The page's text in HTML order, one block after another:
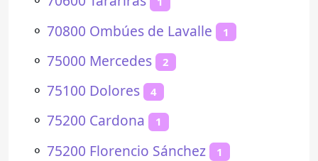
⚬ 70800 Ombúes de Lavalle 1
⚬ 75000 Mercedes 2
⚬ 75100 Dolores 4
⚬ 75200 Cardona 1
⚬ 75200 Florencio Sánchez 1